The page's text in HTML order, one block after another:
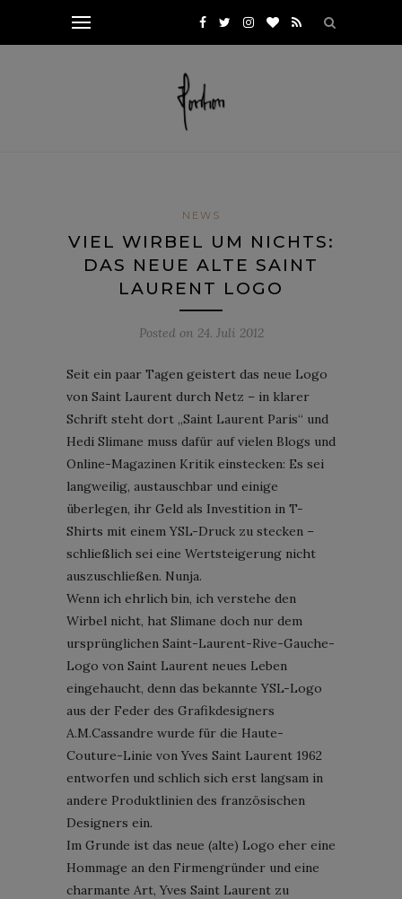
NEWS
VIEL WIRBEL UM NICHTS:
DAS NEUE ALTE SAINT
LAURENT LOGO
Posted on 24. Juli 2012
Seit ein paar Tagen geistert das neue Logo
von Saint Laurent durch Netz – in klarer
Schrift steht dort „Saint Laurent Paris“ und
Hedi Slimane muss dafür auf vielen Blogs und
Online-Magazinen Kritik einstecken: Es sei
langweilig, austauschbar und einige
überlegen, ihr Geld als Investition in T-
Shirts mit einem YSL-Druck zu stecken –
schließlich sei eine Wertsteigerung nicht
auszuschließen. Nunja.
Wenn ich ehrlich bin, ich verstehe den
Wirbel nicht, hat Slimane doch nur dem
ursprünglichen Saint-Laurent-Rive-Gauche-
Logo von Saint Laurent neues Leben
eingehaucht, denn das bekannte YSL-Logo
aus der Feder des Grafikdesigners
A.M.Cassandre wurde für die Haute-
Couture-Linie von Yves Saint Laurent 1962
entworfen und schlich sich erst langsam in
andere Produktlinien des französischen
Designers ein.
Im Grunde ist das neue (alte) Logo eher eine
Hommage an den Firmengründer und eine
charmante Art, Yves Saint Laurent zu